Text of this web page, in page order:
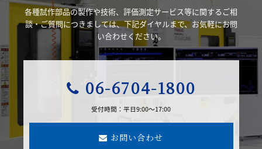
各種試作部品の製作や技術、評価測定サービス等に関するご相
談・ご質問につきましては、下記ダイヤルまで、お気軽にお問
い合わせください。
06-6704-1800
受付時間：平日9:00～17:00
お問い合わせ